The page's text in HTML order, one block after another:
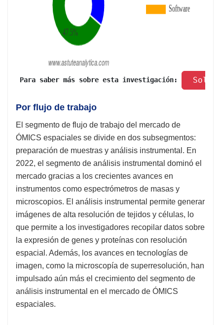
Para saber más sobre esta investigación:
Por flujo de trabajo
El segmento de flujo de trabajo del mercado de
ÓMICS espaciales se divide en dos subsegmentos:
preparación de muestras y análisis instrumental. En
2022, el segmento de análisis instrumental dominó el
mercado gracias a los crecientes avances en
instrumentos como espectrómetros de masas y
microscopios. El análisis instrumental permite generar
imágenes de alta resolución de tejidos y células, lo
que permite a los investigadores recopilar datos sobre
la expresión de genes y proteínas con resolución
espacial. Además, los avances en tecnologías de
imagen, como la microscopía de superresolución, han
impulsado aún más el crecimiento del segmento de
análisis instrumental en el mercado de ÓMICS
espaciales.